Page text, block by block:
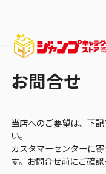
お問合せ
当店へのご要望は、下
い。
カスタマーセンターに
す。お問合せ前にご確認